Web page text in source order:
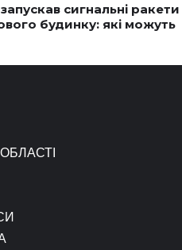
сигнальні ракети
будинку: які можуть